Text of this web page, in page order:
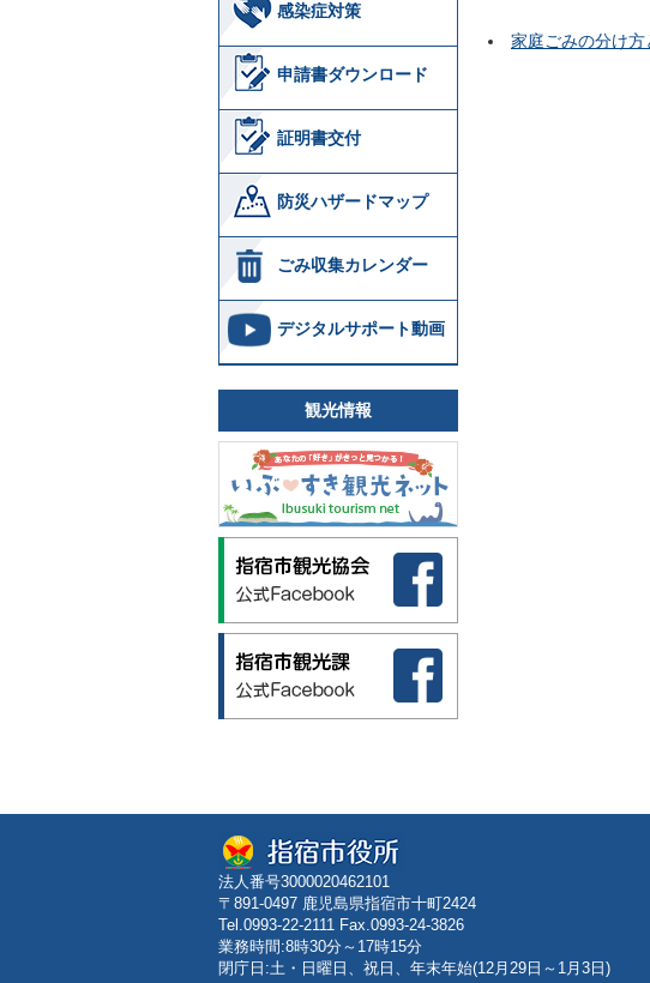
感染症対策
申請書ダウンロード
証明書交付
防災ハザードマップ
ごみ収集カレンダー
デジタルサポート動画
観光情報
家庭ごみの分け方
法人番号3000020462101
〒891-0497 鹿児島県指宿市十町2424
Tel.0993-22-2111 Fax.0993-24-3826
業務時間:8時30分～17時15分
閉庁日:土・日曜日、祝日、年末年始(12月29日～1月3日)